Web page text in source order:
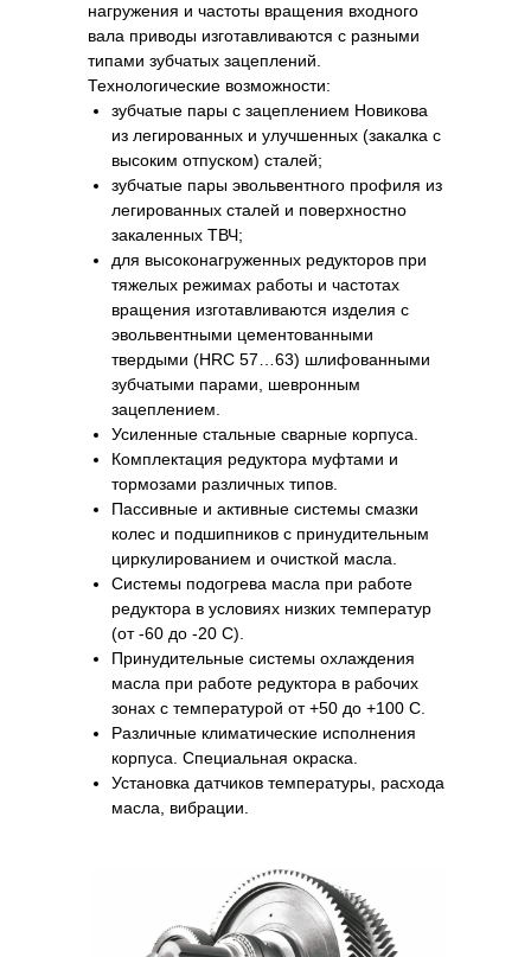
нагружения и частоты вращения входного
вала приводы изготавливаются с разными
типами зубчатых зацеплений.
Технологические возможности:
зубчатые пары с зацеплением Новикова
из легированных и улучшенных (закалка с
высоким отпуском) сталей;
зубчатые пары эвольвентного профиля из
легированных сталей и поверхностно
закаленных ТВЧ;
для высоконагруженных редукторов при
тяжелых режимах работы и частотах
вращения изготавливаются изделия с
эвольвентными цементованными
твердыми (HRC 57…63) шлифованными
зубчатыми парами, шевронным
зацеплением.
Усиленные стальные сварные корпуса.
Комплектация редуктора муфтами и
тормозами различных типов.
Пассивные и активные системы смазки
колес и подшипников с принудительным
циркулированием и очисткой масла.
Системы подогрева масла при работе
редуктора в условиях низких температур
(от -60 до -20 С).
Принудительные системы охлаждения
масла при работе редуктора в рабочих
зонах с температурой от +50 до +100 С.
Различные климатические исполнения
корпуса. Специальная окраска.
Установка датчиков температуры, расхода
масла, вибрации.